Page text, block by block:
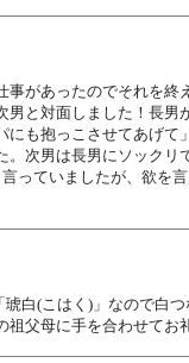
があったのでそれを
と対面しました！長
も抱っこさせてあげ
次男は長男にソック
ていましたが、欲を
白(こはく)」なので白
父母に手を合わせてお